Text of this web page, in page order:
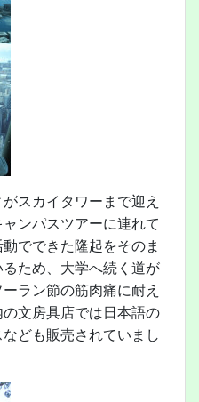
スカイタワーまで迎え
ンパスツアーに連れて
でできた隆起をそのま
ため、大学へ続く道が
ラン節の筋肉痛に耐え
文房具店では日本語の
ども販売されていまし